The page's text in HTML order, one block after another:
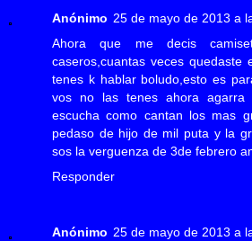
Anónimo 25 de mayo de 2013 a
Ahora que me decis
caseros,cuantas veces
tenes k hablar boludo,esto es
vos no las tenes ahora agarra
escucha como cantan los mas
pedaso de hijo de mil puta y la
sos la verguenza de 3de febrero
Responder
Anónimo 25 de mayo de 2013 a